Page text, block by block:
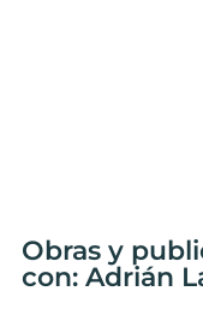
Obras y
con: Adrián